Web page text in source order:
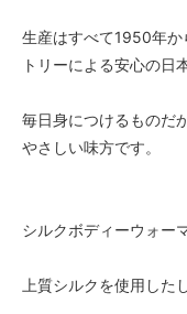
生産はすべて1950年か
トリーによる安心の日
毎日身につけるものだ
やさしい味方です。
シルクボディーウォー
上質シルクを使用した